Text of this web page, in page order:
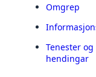
Omgrep
Tenester og
hendingar